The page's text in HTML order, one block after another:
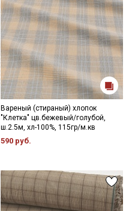
Вареный (стираный) хлопок
"Клетка" цв.бежевый/голубой,
ш.2.5м, хл-100%, 115гр/м.кв
590 руб.